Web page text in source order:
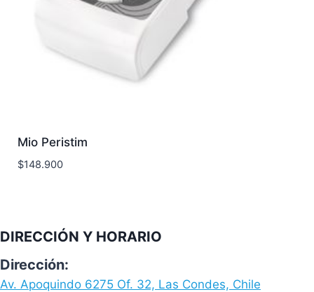
Mio Peristim
$148.900
DIRECCIÓN Y HORARIO
Dirección:
Av. Apoquindo 6275 Of. 32, Las Condes, Chile